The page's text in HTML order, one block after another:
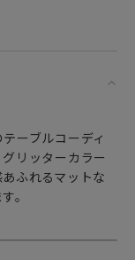
ーブルコーディ
リッターカラー
ふれるマットな
。